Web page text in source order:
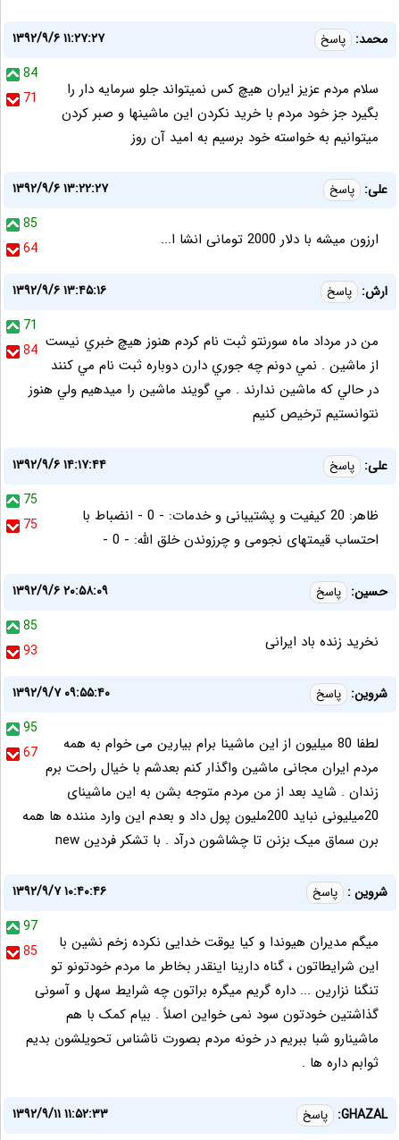
محمد: پاسخ
۱۳۹۲/۹/۶ ۱۱:۲۷:۲۷
84
71
سلام مردم عزیز ایران هیچ کس نمیتواند جلو سرمایه دار را
بگیرد جز خود مردم با خرید نکردن این ماشینها و صبر کردن
میتوانیم به خواسته خود برسیم به امید آن روز
علی: پاسخ
۱۳۹۲/۹/۶ ۱۳:۲۲:۲۷
85
64
ارزون میشه با دلار 2000 تومانی انشا ا...
ارش: پاسخ
۱۳۹۲/۹/۶ ۱۳:۴۵:۱۶
71
84 من در مرداد ماه سورنتو ثبت نام كردم هنوز هيچ خبري نيست
از ماشين . نمي دونم چه جوري دارن دوباره ثبت نام مي كنند
در حالي كه ماشين ندارند . مي گويند ماشين را ميدهيم ولي هنوز
نتوانستيم ترخيص كنيم
علی: پاسخ
۱۳۹۲/۹/۶ ۱۴:۱۷:۴۴
75
75
ظاهر: 20 کیفیت و پشتیبانی و خدمات: - 0 - انضباط با
احتساب قیمتهای نجومی و چرزوندن خلق الله: - 0 -
حسین: پاسخ
۱۳۹۲/۹/۶ ۲۰:۵۸:۰۹
85
93
نخرید زنده باد ایرانی
شروین: پاسخ
۱۳۹۲/۹/۷ ۰۹:۵۵:۴۰
95
67
لطفا 80 میلیون از این ماشینا برام بیارین می خوام به همه
مردم ایران مجانی ماشین واگذار کنم بعدشم با خیال راحت برم
زندان . شاید بعد از من مردم متوجه بشن به این ماشینای
20میلیونی نباید 200ملیون پول داد و بعدم این وارد مننده ها همه
برن سماق میک بزنن تا چشاشون درآد . با تشکر فردین new
شروین : پاسخ
۱۳۹۲/۹/۷ ۱۰:۴۰:۴۶
97
85
میگم مدیران هیوندا و کیا یوقت خدایی نکرده زخم نشین با
این شرایطاتون ، گناه دارینا اینقدر بخاطر ما مردم خودتونو تو
تنگنا نزارین ... داره گریم میگره براتون چه شرایط سهل و آسونی
گذاشتین خودتون سود نمی خواین اصلاً . بیام کمک با هم
ماشینارو شبا ببریم در خونه مردم بصورت ناشناس تحویلشون بدیم
ثوابم داره ها .
GHAZAL: پاسخ
۱۳۹۲/۹/۱۱ ۱۱:۵۲:۳۳